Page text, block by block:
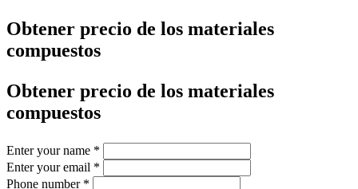
Obtener precio de los materiales
compuestos
Obtener precio de los materiales
compuestos
Enter your name *
Enter your email *
Phone number *